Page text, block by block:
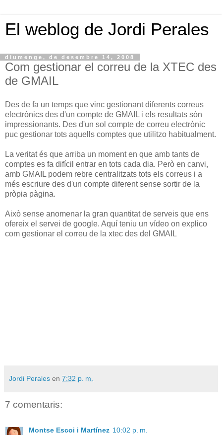
El weblog de Jordi Perales
diumenge, de desembre 14, 2008
Com gestionar el correu de la XTEC des
de GMAIL
Des de fa un temps que vinc gestionant diferents correus
electrònics des d'un compte de GMAIL i els resultats són
impressionants. Des d'un sol compte de correu electrònic
puc gestionar tots aquells comptes que utilitzo habitualment.
La veritat és que arriba un moment en que amb tants de
comptes es fa difícil entrar en tots cada dia. Però en canvi,
amb GMAIL podem rebre centralitzats tots els correus i a
més escriure des d'un compte diferent sense sortir de la
pròpia pàgina.
Això sense anomenar la gran quantitat de serveis que ens
ofereix el servei de google. Aquí teniu un vídeo on explico
com gestionar el correu de la xtec des del GMAIL
Jordi Perales en 7:32 p. m.
7 comentaris:
Montse Escoi i Martínez 10:02 p. m.